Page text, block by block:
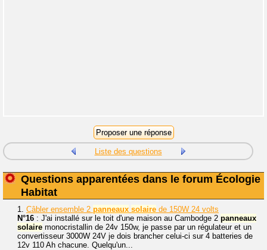
Liste des questions
Questions apparentées dans le forum Écologie
Habitat
1. Câbler ensemble 2 panneaux solaire de 150W 24 volts
N°16 : J'ai installé sur le toit d'une maison au Cambodge 2 panneaux
solaire monocristallin de 24v 150w, je passe par un régulateur et un
convertisseur 3000W 24V je dois brancher celui-ci sur 4 batteries de
12v 110 Ah chacune. Quelqu'un...